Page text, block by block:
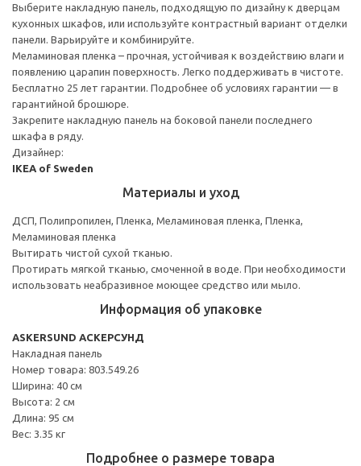
Выберите накладную панель, подходящую по дизайну к дверцам
кухонных шкафов, или используйте контрастный вариант отделки
панели. Варьируйте и комбинируйте.
Меламиновая пленка – прочная, устойчивая к воздействию влаги и
появлению царапин поверхность. Легко поддерживать в чистоте.
Бесплатно 25 лет гарантии. Подробнее об условиях гарантии — в
гарантийной брошюре.
Закрепите накладную панель на боковой панели последнего
шкафа в ряду.
Дизайнер:
IKEA of Sweden
Материалы и уход
ДСП, Полипропилен, Пленка, Меламиновая пленка, Пленка,
Меламиновая пленка
Вытирать чистой сухой тканью.
Протирать мягкой тканью, смоченной в воде. При необходимости
использовать неабразивное моющее средство или мыло.
Информация об упаковке
ASKERSUND АСКЕРСУНД
Накладная панель
Номер товара: 803.549.26
Ширина: 40 см
Высота: 2 см
Длина: 95 см
Вес: 3.35 кг
Подробнее о размере товара